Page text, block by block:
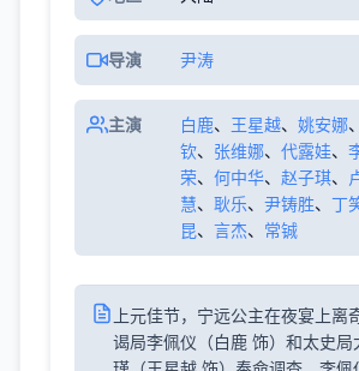
导演 尹涛
主演 白鹿、 王星越、 姚安娜、
钦、 张维娜、 代露娃、
荣、 何中华、 赵子琪、
慧、 耿乐、 尹铸胜、 丁
昆、 言杰、 常铖
上元佳节，宁远公主在夜宴上离
谒局李佩仪（白鹿 饰）和太史局